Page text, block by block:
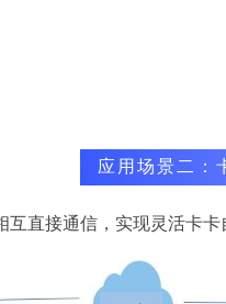
应用场景二：
互直接通信，实现灵活卡